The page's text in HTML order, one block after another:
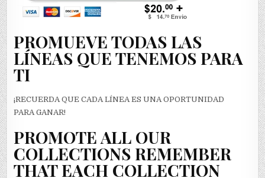
PROMUEVE TODAS LAS
LÍNEAS QUE TENEMOS PARA
TI
¡RECUERDA QUE CADA LÍNEA ES UNA OPORTUNIDAD
PARA GANAR!
PROMOTE ALL OUR
COLLECTIONS REMEMBER
THAT EACH COLLECTION